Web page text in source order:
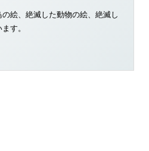
絵、絶滅した動物の絵、絶滅し
す。